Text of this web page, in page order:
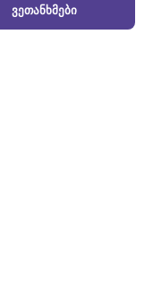
ვეთანხმები
და პირობები